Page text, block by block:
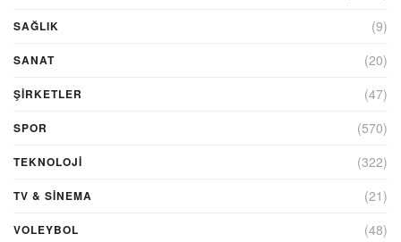
SAĞLIK (9)
SANAT (20)
ŞIRKETLER (47)
SPOR (570)
TEKNOLOJİ (322)
TV & SINEMA (21)
VOLEYBOL (48)